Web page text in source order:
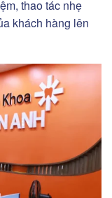
thao tác nhẹ
khách hàng lên